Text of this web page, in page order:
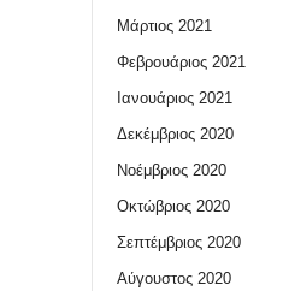
Μάρτιος 2021
Φεβρουάριος 2021
Ιανουάριος 2021
Δεκέμβριος 2020
Νοέμβριος 2020
Οκτώβριος 2020
Σεπτέμβριος 2020
Αύγουστος 2020